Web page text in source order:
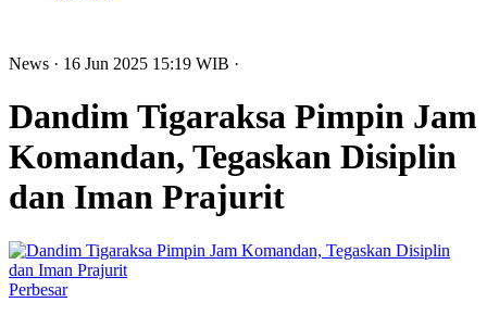
News · 16 Jun 2025 15:19 WIB ·
Dandim Tigaraksa Pimpin Jam
Komandan, Tegaskan Disiplin
dan Iman Prajurit
Perbesar